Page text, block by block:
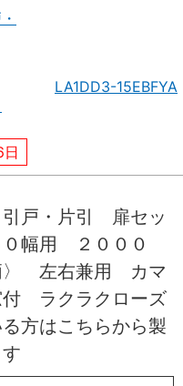
LA1DD3-15EBFYA
戸・片引 扉セッ
幅用 ２０００
〉 左右兼用 カマ
ラクラクローズ
方はこちらから製